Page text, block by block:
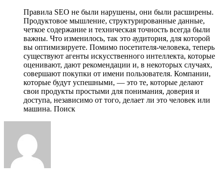
Правила SEO не были нарушены, они были расширены.
Продуктовое мышление, структурированные данные,
четкое содержание и техническая точность всегда были
важны. Что изменилось, так это аудитория, для которой
вы оптимизируете. Помимо посетителя-человека, теперь
существуют агенты искусственного интеллекта, которые
оценивают, дают рекомендации и, в некоторых случаях,
совершают покупки от имени пользователя. Компании,
которые будут успешными, — это те, которые делают
свои продукты простыми для понимания, доверия и
доступа, независимо от того, делает ли это человек или
машина. Поиск